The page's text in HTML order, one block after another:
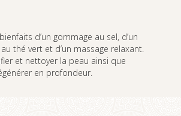
d’un gommage au sel, d’un
thé vert et d’un massage relaxant.
et nettoyer la peau ainsi que
en profondeur.